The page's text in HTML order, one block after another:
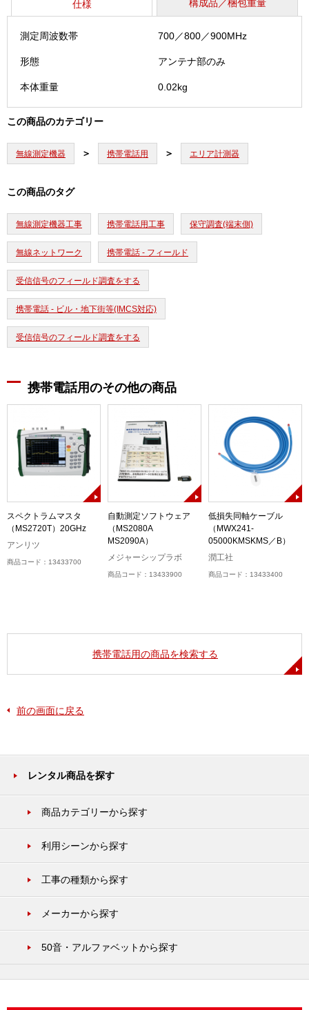
仕様 構成品／梱包重量
測定周波数帯 700／800／900MHz
形態 アンテナ部のみ
本体重量 0.02kg
この商品のカテゴリー
無線測定機器 携帯電話用 エリア計測器
この商品のタグ
無線測定機器工事 携帯電話用工事 保守調査(端末側)
無線ネットワーク 携帯電話 - フィールド
受信信号のフィールド調査をする
携帯電話 - ビル・地下街等(IMCS対応)
受信信号のフィールド調査をする
携帯電話用のその他の商品
スペクトラムマスタ
（MS2720T）20GHz
アンリツ
商品コード：13433700
自動測定ソフトウェア
（MS2080A
MS2090A）
メジャーシップラボ
商品コード：13433900
低損失同軸ケーブル
（MWX241-
05000KMSKMS／B）
潤工社
商品コード：13433400
携帯電話用の商品を検索する
前の画面に戻る
レンタル商品を探す
商品カテゴリーから探す
利用シーンから探す
工事の種類から探す
メーカーから探す
50音・アルファベットから探す